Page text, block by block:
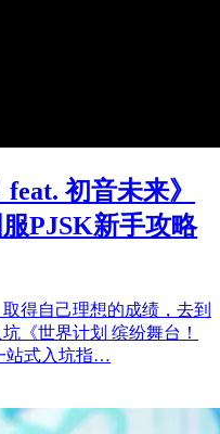
初音未来》
PJSK新手攻略
得自己理想的成绩，去到
《世界计划 缤纷舞台！
站式入坑指…